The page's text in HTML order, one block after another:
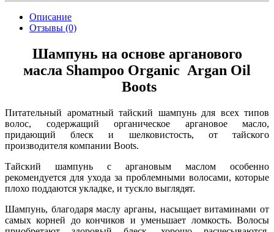
Описание
Отзывы (0)
Шампунь на основе арганового
масла Shampoo Organic Argan Oil
Boots
Питательный ароматный тайский шампунь для всех типов
волос, содержащий органическое аргановое масло,
придающий блеск и шелковистость, от тайского
производителя компании Boots.
Тайский шампунь с аргановым маслом особенно
рекомендуется для ухода за проблемными волосами, которые
плохо поддаются укладке, и тускло выглядят.
Шампунь, благодаря маслу арганы, насыщает витаминами от
самых корней до кончиков и уменьшает ломкость. Волосы